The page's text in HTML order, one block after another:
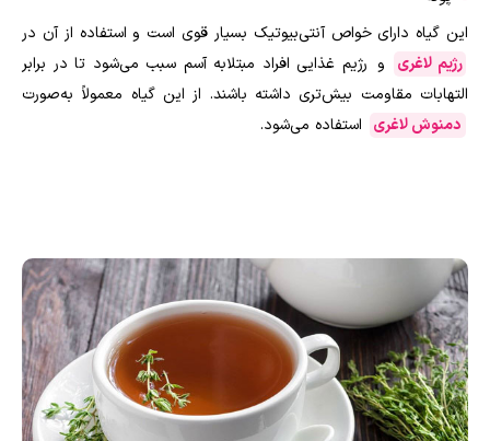
این گیاه دارای خواص آنتی‌بیوتیک بسیار قوی است و استفاده از آن در
رژیم لاغری
و رژیم غذایی افراد مبتلابه آسم سبب میشود تا در برابر
التهابات مقاومت بیش‌تری داشته باشند. از این گیاه معمولاً به‌صورت
دمنوشلاغری استفاده می‌شود.